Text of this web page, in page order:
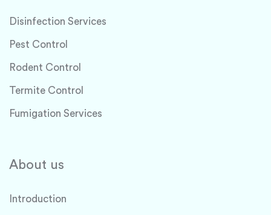
Disinfection Services
Pest Control
Rodent Control
Termite Control
Fumigation Services
About us
Introduction